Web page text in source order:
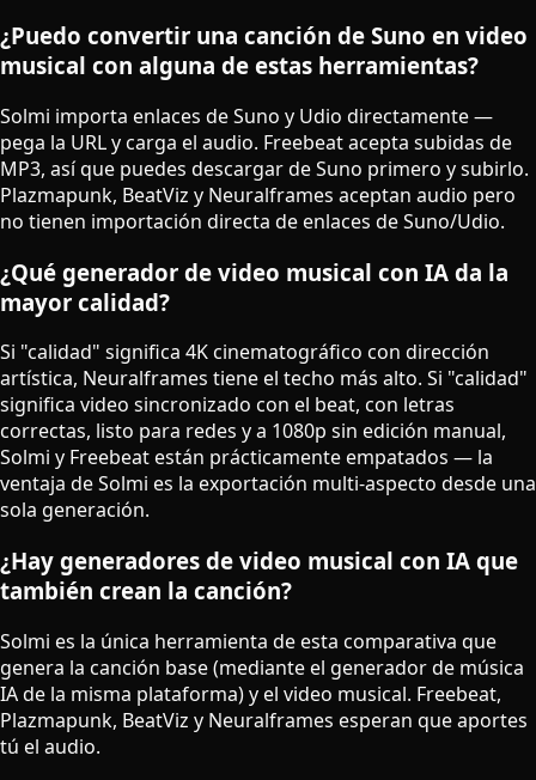
¿Puedo convertir una canción de Suno en video
musical con alguna de estas herramientas?
Solmi importa enlaces de Suno y Udio directamente —
pega la URL y carga el audio. Freebeat acepta subidas de
MP3, así que puedes descargar de Suno primero y subirlo.
Plazmapunk, BeatViz y Neuralframes aceptan audio pero
no tienen importación directa de enlaces de Suno/Udio.
¿Qué generador de video musical con IA da la
mayor calidad?
Si "calidad" significa 4K cinematográfico con dirección
artística, Neuralframes tiene el techo más alto. Si "calidad"
significa video sincronizado con el beat, con letras
correctas, listo para redes y a 1080p sin edición manual,
Solmi y Freebeat están prácticamente empatados — la
ventaja de Solmi es la exportación multi-aspecto desde una
sola generación.
¿Hay generadores de video musical con IA que
también crean la canción?
Solmi es la única herramienta de esta comparativa que
genera la canción base (mediante el generador de música
IA de la misma plataforma) y el video musical. Freebeat,
Plazmapunk, BeatViz y Neuralframes esperan que aportes
tú el audio.